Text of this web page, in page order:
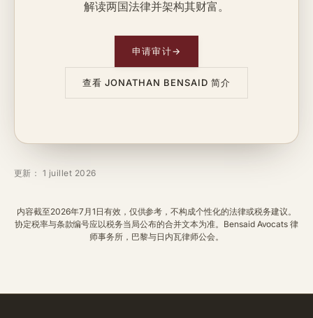
解读两国法律并架构其财富。
申请审计→
查看 JONATHAN BENSAID 简介
更新： 1 juillet 2026
内容截至2026年7月1日有效，仅供参考，不构成个性化的法律或税务建议。
协定税率与条款编号应以税务当局公布的合并文本为准。Bensaid Avocats 律
师事务所，巴黎与日内瓦律师公会。